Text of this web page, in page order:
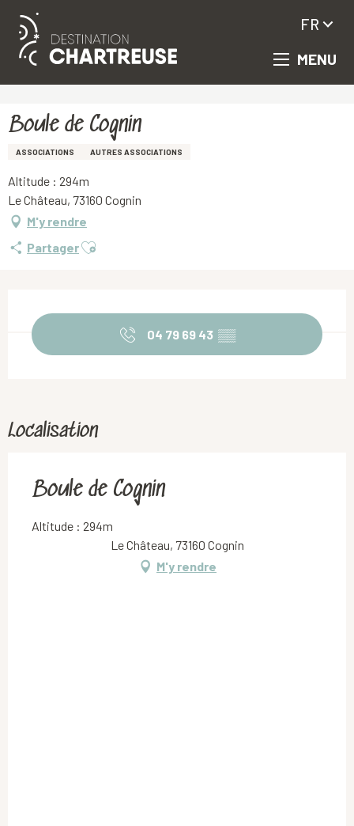
Aller
principal
MENU
FR
Boule de Cognin
ASSOCIATIONS AUTRES ASSOCIATIONS
Altitude : 294m
Le Château, 73160 Cognin
M'y rendre
PartagerAjouter aux favoris
04 79 69 43 ▒▒
Localisation
Boule de Cognin
Altitude : 294m
Le Château, 73160 Cognin
M'y rendre